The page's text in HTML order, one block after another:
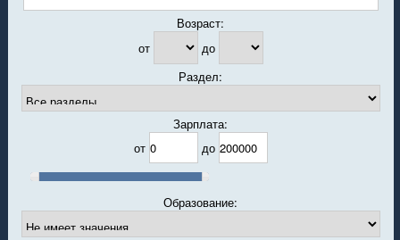
Возраст:
от
до
Раздел:
Зарплата:
от
до
Образование: